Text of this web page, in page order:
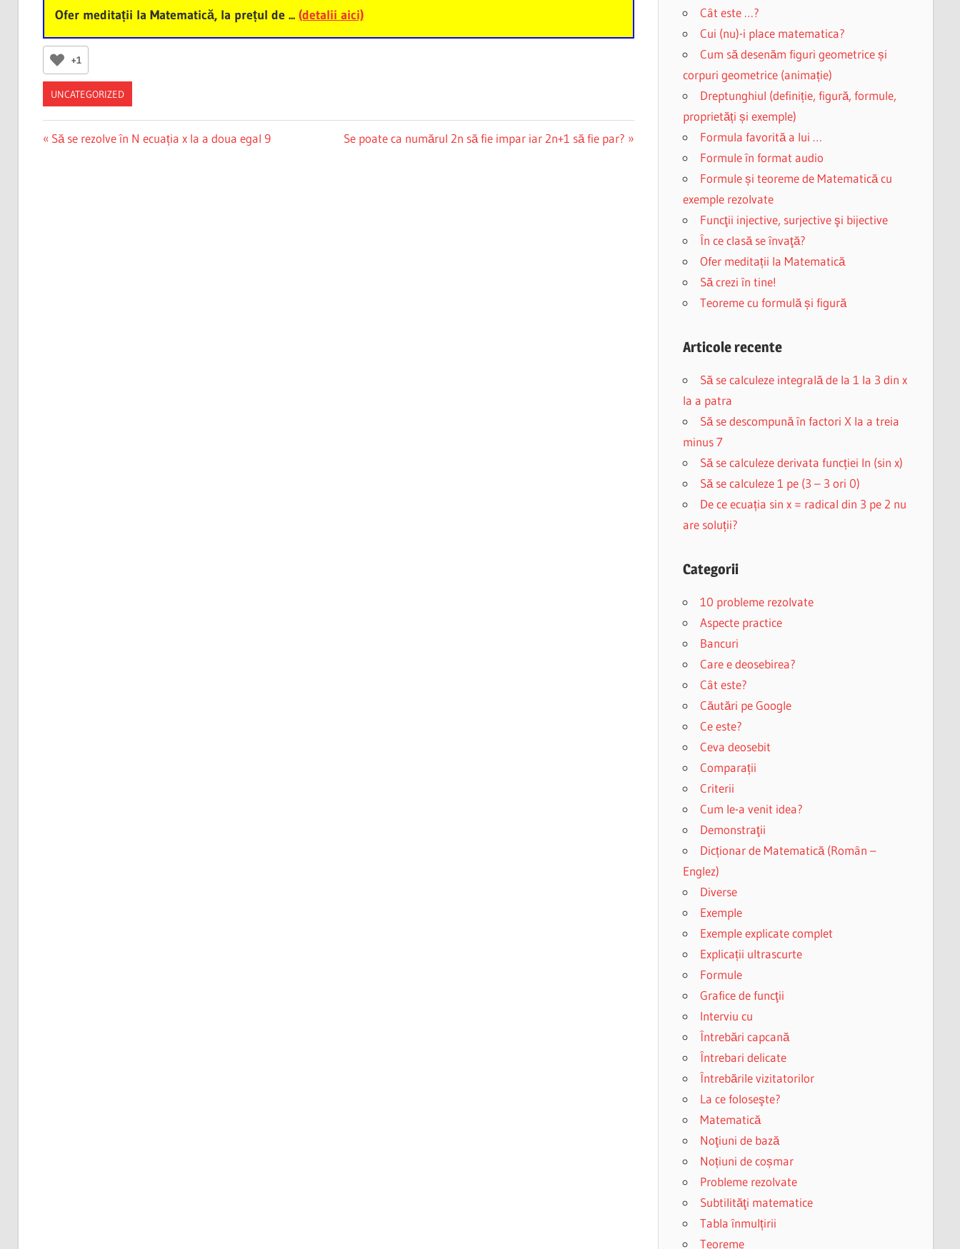
Ofer meditații la Matematică, la prețul de ... (detalii aici)
+1
UNCATEGORIZED
Post
Previous
Să se rezolve în N ecuația x la a doua egal 9
Next
Se poate ca numărul 2n să fie impar iar 2n+1 să fie par?
Cât este …?
Cui (nu)-i place matematica?
Cum să desenăm figuri geometrice și
corpuri geometrice (animație)
Dreptunghiul (definiție, figură, formule,
proprietăți și exemple)
Formula favorită a lui …
Formule în format audio
Formule și teoreme de Matematică cu
exemple rezolvate
Funcţii injective, surjective şi bijective
În ce clasă se învaţă?
Ofer meditații la Matematică
Să crezi în tine!
Teoreme cu formulă și figură
Articole recente
Să se calculeze integrală de la 1 la 3 din x
la a patra
Să se descompună în factori X la a treia
minus 7
Să se calculeze derivata funcției ln (sin x)
Să se calculeze 1 pe (3 – 3 ori 0)
De ce ecuația sin x = radical din 3 pe 2 nu
are soluții?
Categorii
10 probleme rezolvate
Aspecte practice
Bancuri
Care e deosebirea?
Cât este?
Căutări pe Google
Ce este?
Ceva deosebit
Comparații
Criterii
Cum le-a venit idea?
Demonstraţii
Dicționar de Matematică (Român –
Englez)
Diverse
Exemple
Exemple explicate complet
Explicații ultrascurte
Formule
Grafice de funcţii
Interviu cu
Întrebări capcană
Întrebari delicate
Întrebările vizitatorilor
La ce foloseşte?
Matematică
Noţiuni de bază
Noțiuni de coșmar
Probleme rezolvate
Subtilităţi matematice
Tabla înmulțirii
Teoreme